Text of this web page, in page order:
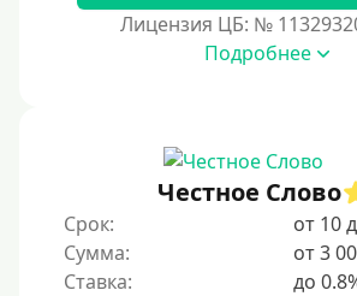
Лицензия ЦБ: №
Подробнее
Честное Слово
Срок:
от 10
Сумма:
от 3
Ставка:
до